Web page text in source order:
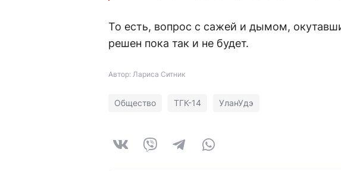
То есть, вопрос с сажей и дымом,
решен пока так и не будет.
Автор: Лариса Ситник
Общество ТГК-14 УланУдэ